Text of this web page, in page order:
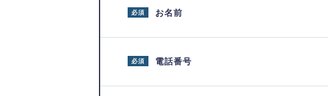
お名前
必須
電話番号
必須